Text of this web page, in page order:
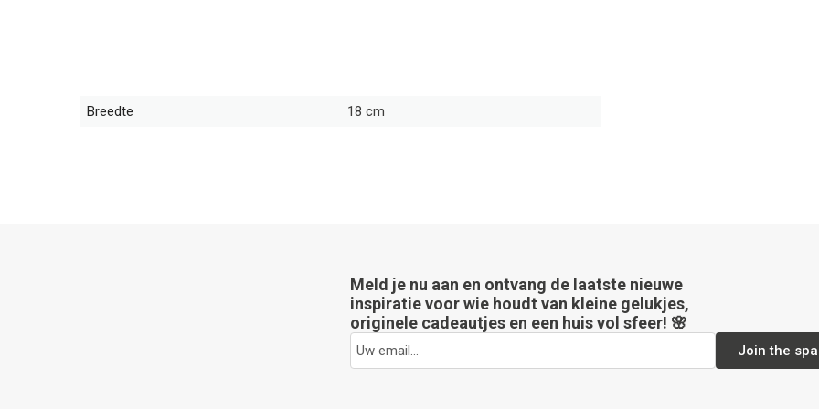
Breedte 18 cm
Meld je nu aan en ontvang de laatste nieuwe
inspiratie voor wie houdt van kleine gelukjes,
originele cadeautjes en een huis vol sfeer! 🌸
Join the